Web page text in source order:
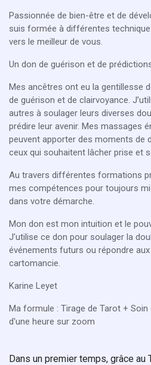
Passionnée de bien-être et de
suis formée à différentes
vers le meilleur de vous.
Un don de guérison et de
Mes ancêtres ont eu la gentillesse
de guérison et de clairvoyance.
autres à soulager leurs diverses
prédire leur avenir. Mes massages
peuvent apporter des moments de
ceux qui souhaitent lâcher prise et
Au travers différentes formations
mes compétences pour toujours
dans votre démarche.
Mon don est mon intuition et le
J’utilise ce don pour soulager la
événements futurs ou répondre
cartomancie.
Karine Leyet
Ma formule : Tirage de Tarot +
d'une heure sur zoom
Dans un premier temps, grâce au